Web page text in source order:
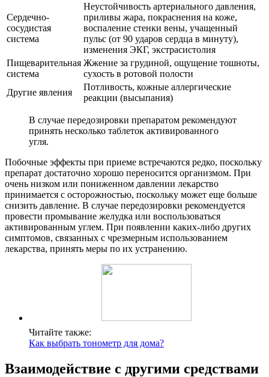
Сердечно-
сосудистая
система
Неустойчивость артериального давления,
приливы жара, покраснения на коже,
воспаление стенки вены, учащенный
пульс (от 90 ударов сердца в минуту),
изменения ЭКГ, экстрасистолия
Пищеварительная
система
Жжение за грудиной, ощущение тошноты,
сухость в ротовой полости
Другие явления
Потливость, кожные аллергические
реакции (высыпания)
В случае передозировки препаратом рекомендуют
принять несколько таблеток активированного
угля.
Побочные эффекты при приеме встречаются редко, поскольку
препарат достаточно хорошо переносится организмом. При
очень низком или пониженном давлении лекарство
принимается с осторожностью, поскольку может еще больше
снизить давление. В случае передозировки рекомендуется
провести промывание желудка или воспользоваться
активированным углем. При появлении каких-либо других
симптомов, связанных с чрезмерным использованием
лекарства, принять меры по их устранению.
Читайте также:
Как выбрать тонометр для дома?
Взаимодействие с другими средствами